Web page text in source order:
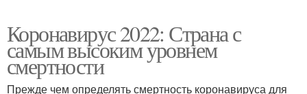
Коронавирус 2022: Страна с
самым высоким уровнем
смертности
Прежде чем определять смертность коронавируса для